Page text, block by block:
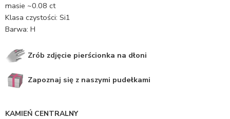
masie ~0.08 ct
Klasa czystości: Si1
Barwa: H
Zrób zdjęcie pierścionka na dłoni
Zapoznaj się z naszymi pudełkami
KAMIEŃ CENTRALNY